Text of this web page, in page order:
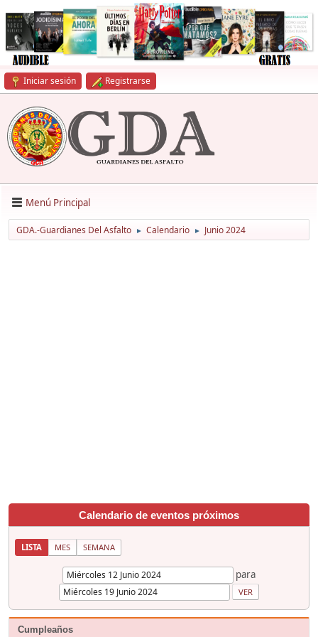
Iniciar sesión Registrarse
Menú Principal
GDA.-Guardianes Del Asfalto ► Calendario ► Junio 2024
Calendario de eventos próximos
LISTA MES SEMANA
para
Cumpleaños